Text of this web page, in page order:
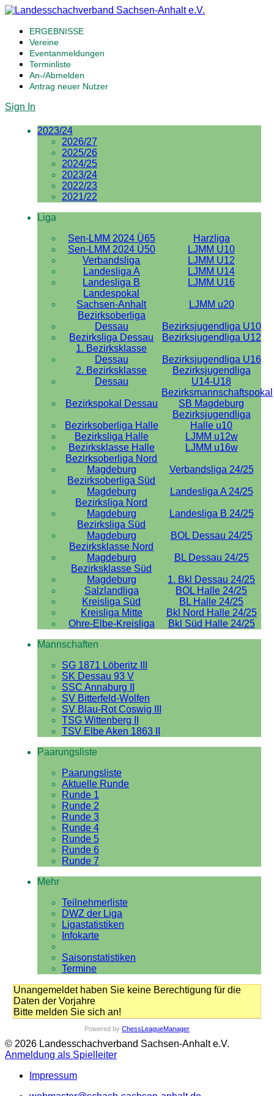
ERGEBNISSE
Vereine
Eventanmeldungen
Terminliste
An-/Abmelden
Antrag neuer Nutzer
Sign In
2023/24
2026/27
2025/26
2024/25
2023/24
2022/23
2021/22
Liga
Sen-LMM 2024 Ü65
Harzliga
Sen-LMM 2024 Ü50
LJMM U10
Verbandsliga
LJMM U12
Landesliga A
LJMM U14
Landesliga B
LJMM U16
Landespokal
Sachsen-Anhalt
LJMM u20
Bezirksoberliga
Dessau
Bezirksjugendliga U10
Bezirksliga Dessau
Bezirksjugendliga U12
1. Bezirksklasse
Dessau
Bezirksjugendliga U16
2. Bezirksklasse
Dessau
Bezirksjugendliga
U14-U18
Bezirkspokal Dessau
Bezirksmannschaftspokal
SB Magdeburg
Bezirksoberliga Halle
Bezirksjugendliga
Halle u10
Bezirksliga Halle
LJMM u12w
Bezirksklasse Halle
LJMM u16w
Bezirksoberliga Nord
Magdeburg
Verbandsliga 24/25
Bezirksoberliga Süd
Magdeburg
Landesliga A 24/25
Bezirksliga Nord
Magdeburg
Landesliga B 24/25
Bezirksliga Süd
Magdeburg
BOL Dessau 24/25
Bezirksklasse Nord
Magdeburg
BL Dessau 24/25
Bezirksklasse Süd
Magdeburg
1. Bkl Dessau 24/25
Salzlandliga
BOL Halle 24/25
Kreisliga Süd
BL Halle 24/25
Kreisliga Mitte
Bkl Nord Halle 24/25
Ohre-Elbe-Kreisliga
Bkl Süd Halle 24/25
Mannschaften
SG 1871 Löberitz III
SK Dessau 93 V
SSC Annaburg II
SV Bitterfeld-Wolfen
SV Blau-Rot Coswig III
TSG Wittenberg II
TSV Elbe Aken 1863 II
Paarungsliste
Paarungsliste
Aktuelle Runde
Runde 1
Runde 2
Runde 3
Runde 4
Runde 5
Runde 6
Runde 7
Mehr
Teilnehmerliste
DWZ der Liga
Ligastatistiken
Infokarte
Saisonstatistiken
Termine
Unangemeldet haben Sie keine Berechtigung für die
Daten der Vorjahre
Bitte melden Sie sich an!
Powered by ChessLeagueManager
© 2026 Landesschachverband Sachsen-Anhalt e.V.
Anmeldung als Spielleiter
Impressum